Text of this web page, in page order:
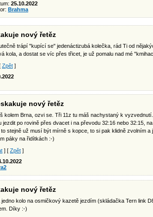
25.10.2022
Brahma
nový řetěz
trápí "kupící se" jedenáctizubá kolečka, rád Ti od
kola, a dostat se víc přes třicet, je už pomalu nad mé
Zpět ]
nový řetěz
kolem Brna, ozvi se. Tři 11z tu máš nachystaný k
jezdit po rovině přes dvacet i na převodu 32:16 nebo 32:15,
to stejně už musí být mírně s kopce, to si pak klidně zvolním
páky na řidítkách :-)
] [ Zpět ]
nový řetěz
jedno kolo na osmičkový kazetě jezdím (skládačka Tern link
Díky :-)